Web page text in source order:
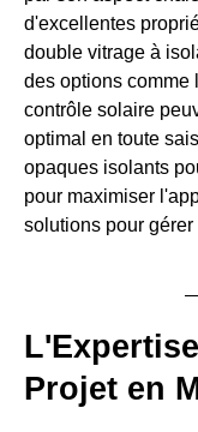
d'excellentes
double vitrage à
des options comme
contrôle solaire
optimal en toute
opaques isolants
pour maximiser
solutions pour
Projet en